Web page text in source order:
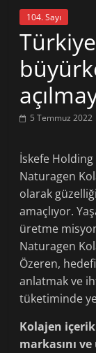
104. Sayı
5 Temmuz 2022
İskefe
Naturagen
olarak
amaçlıyor.
üretme
Naturagen
Özeren,
anlatmak ve
tüketiminde
Kolajen
markasını